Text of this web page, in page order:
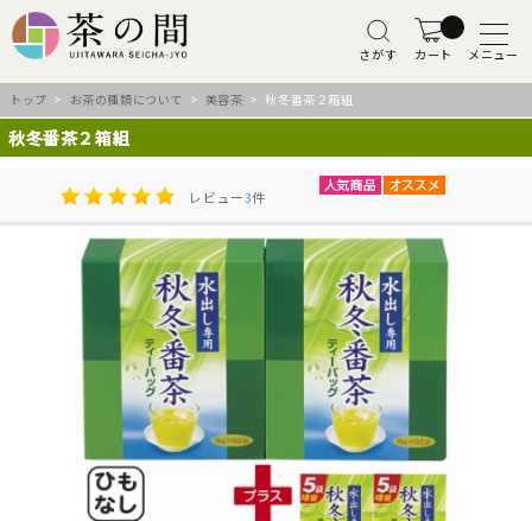
さがす カート メニュー
トップ > お茶の種類について > 美容茶 > 秋冬番茶２箱組
秋冬番茶２箱組
レビュー3件